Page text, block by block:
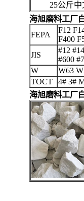
25公斤中
海旭磨料工厂
FEPA
F12
F400
JIS
#12
#600
W
W63
TOCT
4# 3#
海旭磨料工厂